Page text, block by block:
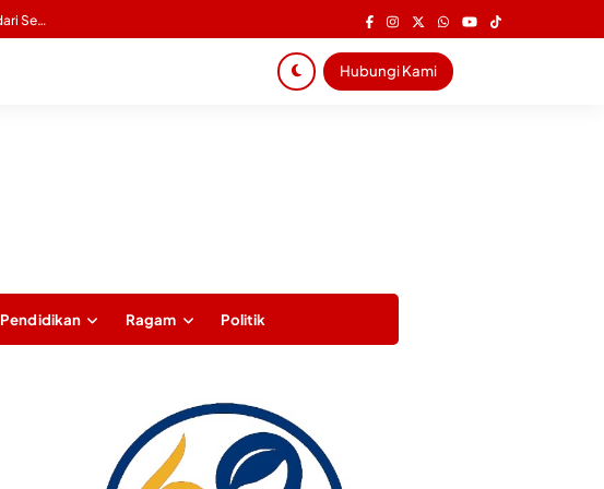
Gubernur Al Haris Tinjau Lokasi Pembangunan Sekolah Rakyat dan Lokasi Pembangunan BTN Bungo Green City
Hubungi Kami
Pendidikan Ragam Politik